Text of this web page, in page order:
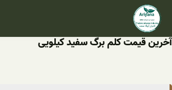
محتوا
آخرین قیمت کلم برگ سفید کیلویی